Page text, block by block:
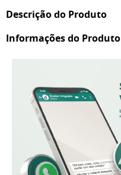
Descrição do Produto
Informações do Produto